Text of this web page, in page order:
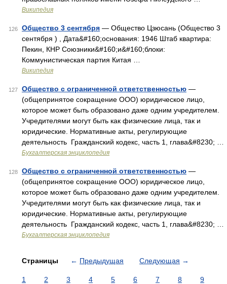
Википедия
126 Общество 3 сентября — Общество Цзюсань (Общество 3
сентября ) , Дата&#160;основания: 1946 Штаб квартира:
Пекин, КНР Союзники&#160;и&#160;блоки:
Коммунистическая партия Китая …
Википедия
127 Общество с ограниченной ответственностью —
(общепринятое сокращение ООО) юридическое лицо,
которое может быть образовано даже одним учредителем.
Учредителями могут быть как физические лица, так и
юридические. Нормативные акты, регулирующие
деятельность Гражданский кодекс, часть 1, глава&#8230; …
Бухгалтерская энциклопедия
128 Общество с ограниченной ответственностью —
(общепринятое сокращение ООО) юридическое лицо,
которое может быть образовано даже одним учредителем.
Учредителями могут быть как физические лица, так и
юридические. Нормативные акты, регулирующие
деятельность Гражданский кодекс, часть 1, глава&#8230; …
Бухгалтерская энциклопедия
Страницы ← Предыдущая Следующая →
1 2 3 4 5 6 7 8
9